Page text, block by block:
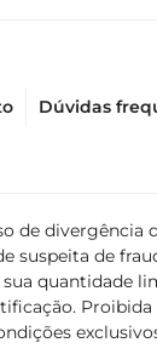
Dúvidas
de
suspeita de
quantidade
Proibida